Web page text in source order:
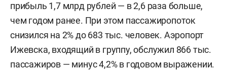
прибыль 1,7 млрд рублей — в 2,6 раза больше,
чем годом ранее. При этом пассажиропоток
снизился на 2% до 683 тыс. человек. Аэропорт
Ижевска, входящий в группу, обслужил 866 тыс.
пассажиров — минус 4,2% в годовом выражении.